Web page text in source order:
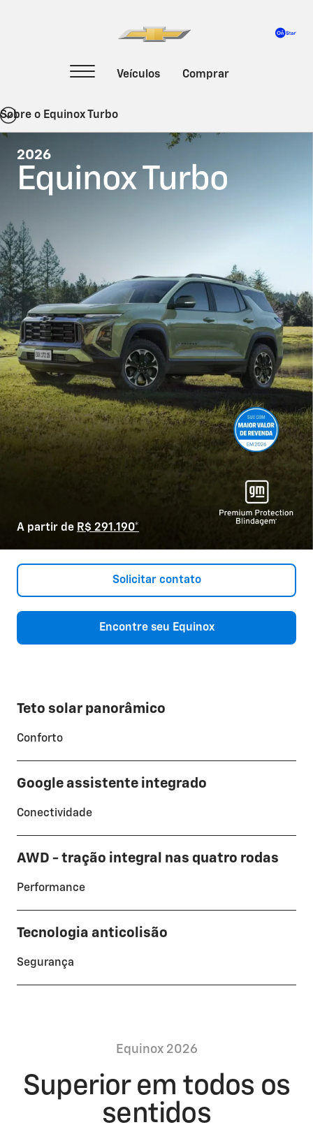
Sobre o Equinox Turbo
2026
Equinox Turbo
A partir de R$ 291.190*
Solicitar contato
Encontre seu Equinox
Teto solar panorâmico
Conforto
Google assistente integrado
Conectividade
AWD - tração integral nas quatro rodas
Performance
Tecnologia anticolisão
Segurança
Equinox 2026
Superior em todos os
sentidos